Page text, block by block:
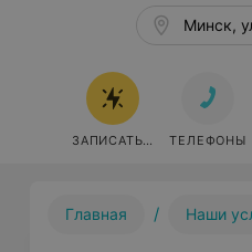
Минск,
ЗАПИСАТЬСЯ ОНЛАЙН
ТЕЛЕФОНЫ
Главная / Наши